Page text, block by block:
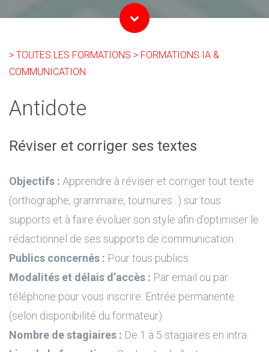
> TOUTES LES FORMATIONS > FORMATIONS IA &
COMMUNICATION
Antidote
Réviser et corriger ses textes
Objectifs : Apprendre à réviser et corriger tout texte
(orthographe, grammaire, tournures...) sur tous
supports et à faire évoluer son style afin d’optimiser le
rédactionnel de ses supports de communication.
Publics concernés : Pour tous publics.
Modalités et délais d’accès : Par email ou par
téléphone pour vous inscrire. Entrée permanente
(selon disponibilité du formateur).
Nombre de stagiaires : De 1 à 5 stagiaires en intra.